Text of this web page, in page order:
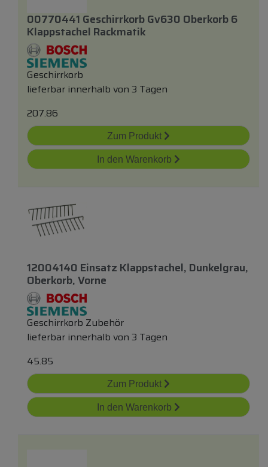
00770441 Geschirrkorb Gv630 Oberkorb 6
Klappstachel Rackmatik
Geschirrkorb
lieferbar innerhalb von 3 Tagen
207.86
Zum Produkt
In den Warenkorb
12004140 Einsatz Klappstachel, Dunkelgrau,
Oberkorb, Vorne
Geschirrkorb Zubehör
lieferbar innerhalb von 3 Tagen
45.85
Zum Produkt
In den Warenkorb